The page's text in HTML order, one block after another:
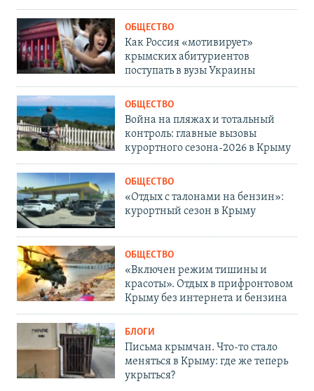
ОБЩЕСТВО
Как Россия «мотивирует»
крымских абитуриентов
поступать в вузы Украины
ОБЩЕСТВО
Война на пляжах и тотальный
контроль: главные вызовы
курортного сезона-2026 в Крыму
ОБЩЕСТВО
«Отдых с талонами на бензин»:
курортный сезон в Крыму
ОБЩЕСТВО
«Включен режим тишины и
красоты». Отдых в прифронтовом
Крыму без интернета и бензина
БЛОГИ
Письма крымчан. Что-то стало
меняться в Крыму: где же теперь
укрыться?